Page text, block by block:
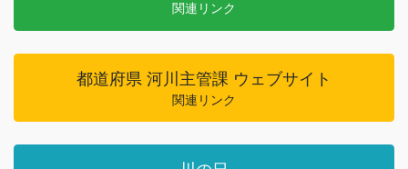
関連リンク
都道府県 河川主管課 ウェブサイト
関連リンク